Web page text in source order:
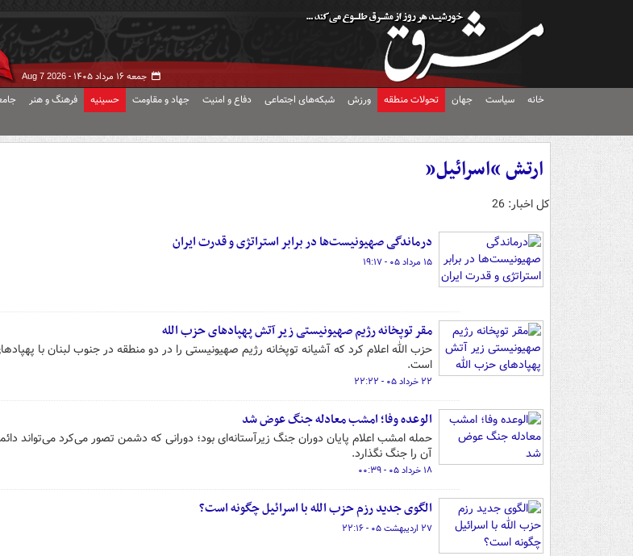
جمعه ۱۶ مرداد ۱۴۰۵ - Aug 7 2026
خانه سیاست جهان تحولات منطقه ورزش شبکه‌های اجتماعی دفاع و امنیت جهاد و مقاومت حسینیه فرهنگ و هنر
ارتش “اسرائیل”
کل اخبار: 26
درماندگی صهیونیست‌ها در برابر استراتژی و قدرت ایران
۱۵ مرداد ۰۵ - ۱۹:۱۷
مقر توپخانه رژیم صهیونیستی زیر آتش پهپادهای حزب الله
حزب الله اعلام کرد که آشیانه توپخانه رژیم صهیونیستی را در دو منطقه در جنوب لبنان با
است.
۲۲ خرداد ۰۵ - ۲۲:۲۲
الوعده وفا؛ امشب معادله جنگ عوض شد
حمله امشب اعلام پایان دوران جنگ زیرآستانه‌ای بود؛ دورانی که دشمن تصور می‌کرد می‌تواند
آن را جنگ نگذارد.
۱۸ خرداد ۰۵ - ۰۰:۳۹
الگوی جدید رزم حزب الله با اسرائیل چگونه است؟
۲۷ اردیبهشت ۰۵ - ۲۲:۱۶